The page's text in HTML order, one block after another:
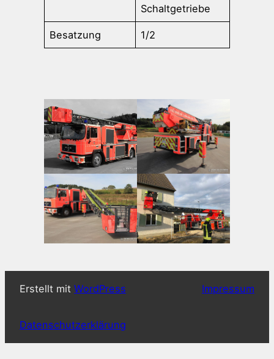
Schaltgetriebe
Besatzung 1/2
Erstellt mit WordPress Impressum
Datenschutzerklärung